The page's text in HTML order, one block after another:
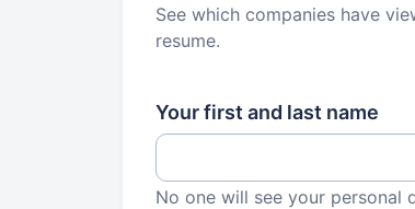
See which companies have
resume.
Your first and last name
No one will see your personal